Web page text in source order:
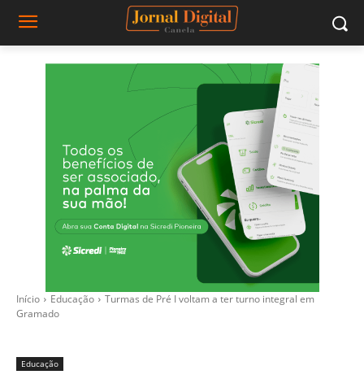
Início Educação
Turmas de Pré I voltam a ter turno integral em
Gramado
Educação